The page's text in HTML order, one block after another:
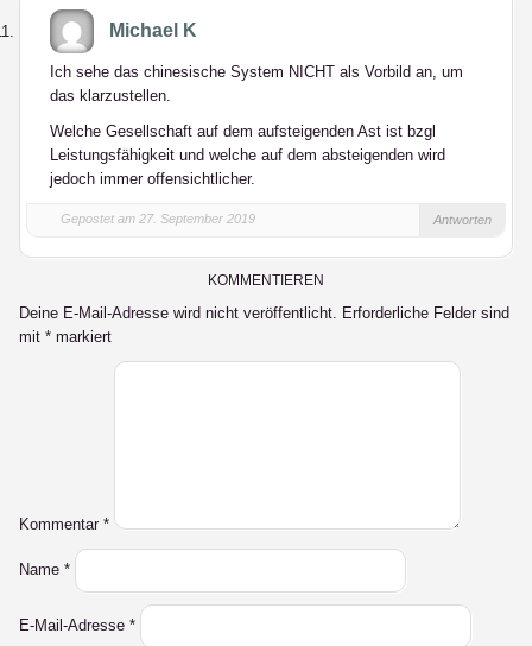
Michael K
Ich sehe das chinesische System NICHT als Vorbild an, um
das klarzustellen.
Welche Gesellschaft auf dem aufsteigenden Ast ist bzgl
Leistungsfähigkeit und welche auf dem absteigenden wird
jedoch immer offensichtlicher.
Gepostet am 27. September 2019 Antworten
KOMMENTIEREN
Deine E-Mail-Adresse wird nicht veröffentlicht. Erforderliche Felder sind
mit * markiert
Kommentar *
Name *
E-Mail-Adresse *